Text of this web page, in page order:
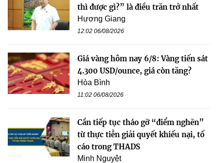
thì được gì?” là điều trăn trở nhất
Hương Giang
12:02 06/08/2026
Giá vàng hôm nay 6/8: Vàng tiến sát
4.300 USD/ounce, giá còn tăng?
Hòa Bình
11:02 06/08/2026
Cần tiếp tục tháo gỡ “điểm nghẽn”
từ thực tiễn giải quyết khiếu nại, tố
cáo trong THADS
Minh Nguyệt